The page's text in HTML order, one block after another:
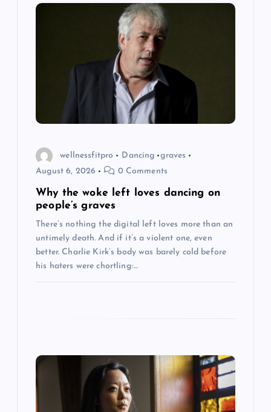
wellnessfitpro Dancing
graves
August 6, 2026
0 Comments
Why the woke left loves dancing on
people’s graves
There’s nothing the digital left loves more than an
untimely death. And if it’s a violent one, even
better. Charlie Kirk’s body was barely cold before
his haters were chortling:…